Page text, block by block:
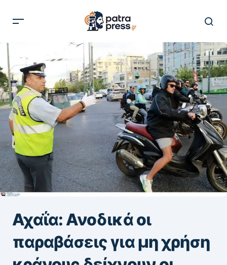
Αχαΐα: Ανοδικά οι
παραβάσεις για μη χρήση